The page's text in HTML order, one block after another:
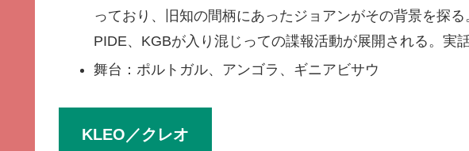
っており、旧知の間柄にあったジョアンがその背景を探る
PIDE、KGBが入り混じっての諜報活動が展開される。実
舞台：ポルトガル、アンゴラ、ギニアビサウ
KLEO／クレオ